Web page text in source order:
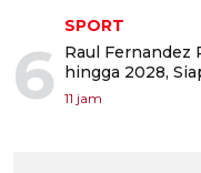
6
SPORT
Raul Fernandez
hingga 2028,
11 jam